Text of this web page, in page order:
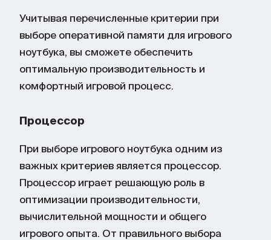
Учитывая перечисленные критерии при
выборе оперативной памяти для игрового
ноутбука, вы сможете обеспечить
оптимальную производительность и
комфортный игровой процесс.
Процессор
При выборе игрового ноутбука одним из
важных критериев является процессор.
Процессор играет решающую роль в
оптимизации производительности,
вычислительной мощности и общего
игрового опыта. От правильного выбора